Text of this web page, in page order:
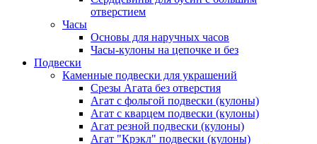
отверстием
Часы
Основы для наручных часов
Часы-кулоны на цепочке и без
Подвески
Каменные подвески для украшений
Срезы Агата без отверстия
Агат с фольгой подвески (кулоны)
Агат с кварцем подвески (кулоны)
Агат резной подвески (кулоны)
Агат "Крэкл" подвески (кулоны)